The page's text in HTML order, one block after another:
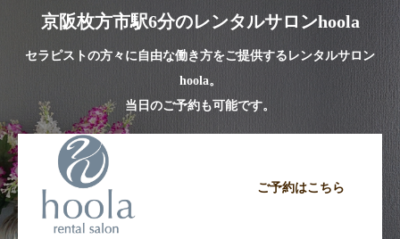
京阪枚方市駅6分のレンタルサロンhoola
セラピストの方々に自由な働き方をご提供するレンタルサロン
hoola。
当日のご予約も可能です。
ご予約はこちら